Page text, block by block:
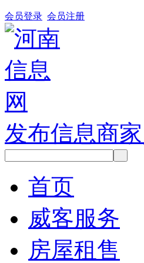
会员登录 会员注册
发布信息商
首页
威客服务
房屋租售